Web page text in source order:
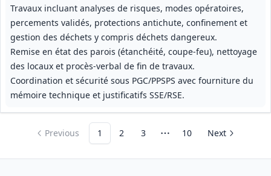
Travaux incluant analyses de risques, modes opératoires,
percements validés, protections antichute, confinement et
gestion des déchets y compris déchets dangereux.
Remise en état des parois (étanchéité, coupe-feu), nettoyage
des locaux et procès‑verbal de fin de travaux.
Coordination et sécurité sous PGC/PPSPS avec fourniture du
mémoire technique et justificatifs SSE/RSE.
Previous 1 2 3 More pages
10 Next